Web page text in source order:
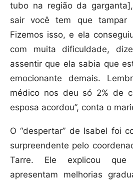
tubo na região da
sair você tem que tampar
Fizemos isso, e ela
com muita dificuldade,
assentir que ela sabia que
emocionante demais.
médico nos deu só 2% de
esposa acordou”, conta o
O “despertar” de Isabel foi
surpreendente pelo
Tarre. Ele explicou que
apresentam melhorias